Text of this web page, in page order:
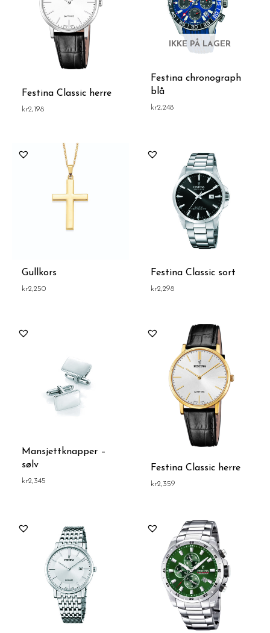
Festina Classic herre
kr2,198
IKKE PÅ LAGER
Festina chronograph
blå
kr2,248
Gullkors
kr2,250
Festina Classic sort
kr2,298
Mansjettknapper –
sølv
kr2,345
Festina Classic herre
kr2,359